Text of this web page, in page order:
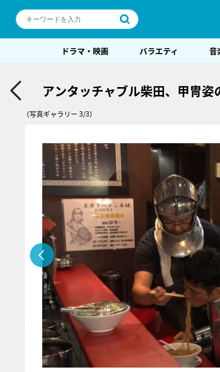
ドラマ・映画 バラエティ 音
アンタッチャブル柴田、甲冑
（写真ギャラリー 3/3）